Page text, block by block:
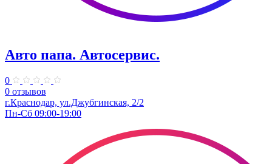
Авто папа. ​Автосервис.
0
0 отзывов
г.Краснодар, ул.Джубгинская, 2/2
Пн-Сб 09:00-19:00